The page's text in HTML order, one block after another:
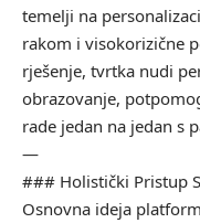
temelji na
rakom i visokorizične
rješenje, tvrtka nudi
obrazovanje,
rade jedan na jedan s
—
### Holistički Pristup
Osnovna ideja